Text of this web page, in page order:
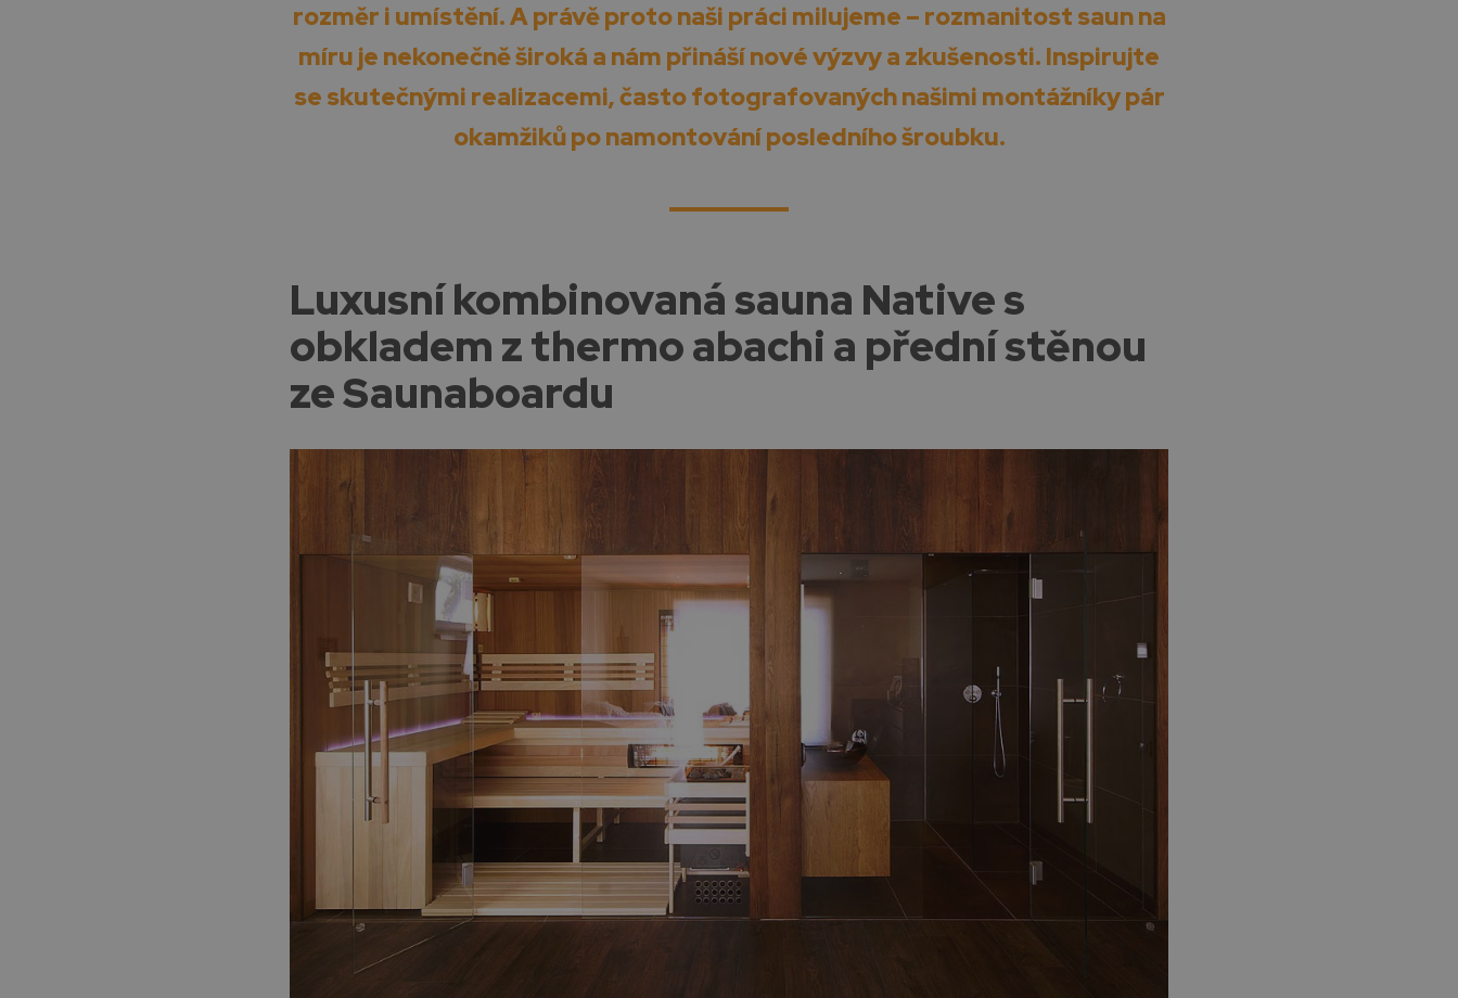
rozměr i umístění. A právě proto naši práci milujeme – rozmanitost saun na
míru je nekonečně široká a nám přináší nové výzvy a zkušenosti. Inspirujte
se skutečnými realizacemi, často fotografovaných našimi montážníky pár
okamžiků po namontování posledního šroubku.
Luxusní kombinovaná sauna Native s
obkladem z thermo abachi a přední stěnou
ze Saunaboardu